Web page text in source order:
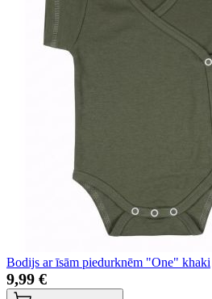
Bodijs ar īsām piedurknēm "One" khaki
9,99 €